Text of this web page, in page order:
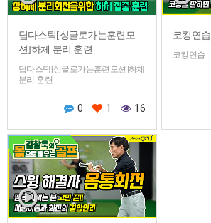
딥다스틱[싱글로가는훈련모
션]하체 분리 훈련
딥다스틱[싱글로가는훈련모션]하체
분리 훈련
0 1 16
코킹연습
코킹연습